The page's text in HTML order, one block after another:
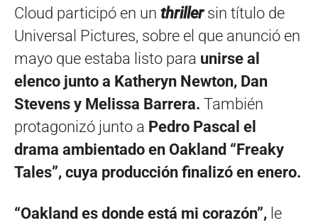
Cloud participó en un thriller sin título de
Universal Pictures, sobre el que anunció en
mayo que estaba listo para unirse al
elenco junto a Katheryn Newton, Dan
Stevens y Melissa Barrera. También
protagonizó junto a Pedro Pascal el
drama ambientado en Oakland “Freaky
Tales”, cuya producción finalizó en enero.
“Oakland es donde está mi corazón”, le